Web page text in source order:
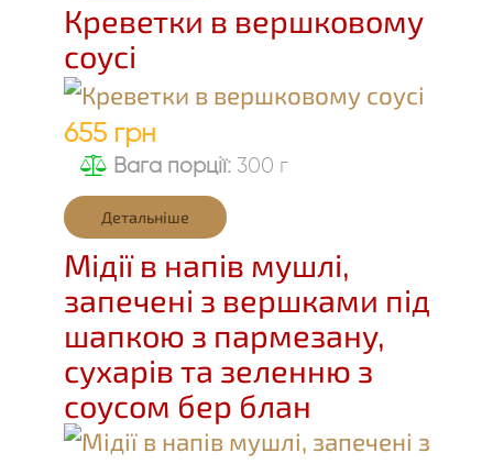
Креветки в вершковому
соусі
655 грн
Вага порції: 300 г
Детальніше
Мідії в напів мушлі,
запечені з вершками під
шапкою з пармезану,
сухарів та зеленню з
соусом бер блан